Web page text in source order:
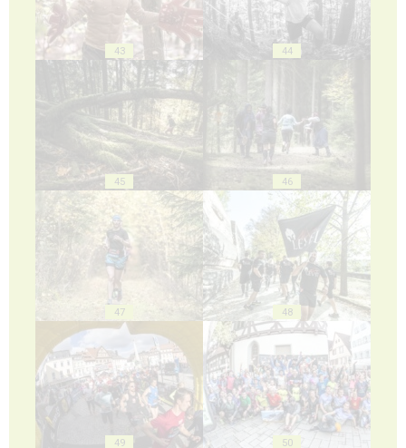
43 44
45 46
47 48
49 50